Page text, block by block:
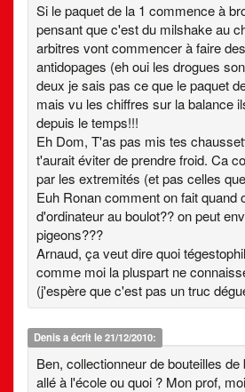
Si le paquet de la 1 commence à
pensant que c'est du milshake au
arbitres vont commencer à faire
antidopages (eh oui les drogues
deux je sais pas ce que le paquet
mais vu les chiffres sur la balance
depuis le temps!!!
Eh Dom, T'as pas mis tes
t'aurait éviter de prendre froid. Ca
par les extremités (et pas celles
Euh Ronan comment on fait quand
d'ordinateur au boulot?? on peut
pigeons???
Arnaud, ça veut dire quoi
comme moi la pluspart ne
(j'espère que c'est pas un truc
Denisa écrit le 21/12/2010:
Ben, collectionneur de bouteilles
allé à l'école ou quoi ? Mon prof,